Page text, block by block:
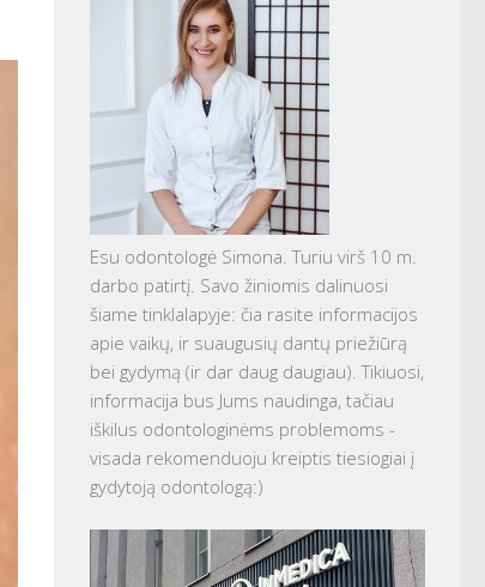
Esu odontologė Simona. Turiu virš 10 m.
darbo patirtį. Savo žiniomis dalinuosi
šiame tinklalapyje: čia rasite informacijos
apie vaikų, ir suaugusių dantų priežiūrą
bei gydymą (ir dar daug daugiau). Tikiuosi,
informacija bus Jums naudinga, tačiau
iškilus odontologinėms problemoms -
visada rekomenduoju kreiptis tiesiogiai į
gydytoją odontologą:)